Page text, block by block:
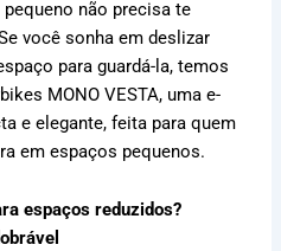
não precisa te
você sonha em deslizar
para guardá-la, temos
MONO VESTA, uma e-
e elegante, feita para quem
em espaços pequenos.
espaços reduzidos?